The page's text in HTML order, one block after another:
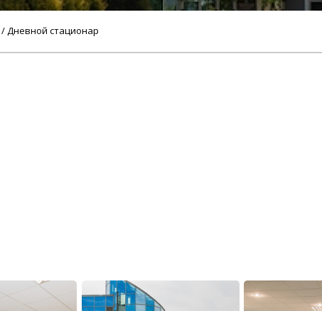
/ Дневной стационар